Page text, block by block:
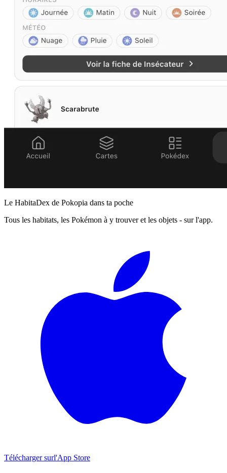
Le HabitaDex de Pokopia dans ta poche
Tous les habitats, les Pokémon à y trouver et les objets - sur l'app.
Télécharger surl'App Store